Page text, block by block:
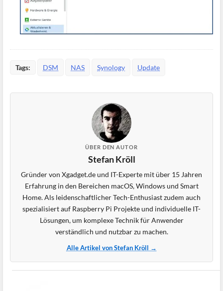
Tags: DSM NAS Synology Update
ÜBER DEN AUTOR
Stefan Kröll
Gründer von Xgadget.de und IT-Experte mit über 15 Jahren
Erfahrung in den Bereichen macOS, Windows und Smart
Home. Als leidenschaftlicher Tech-Enthusiast zudem auch
spezialisiert auf Raspberry Pi Projekte und individuelle IT-
Lösungen, um komplexe Technik für Anwender
verständlich und nutzbar zu machen.
Alle Artikel von Stefan Kröll →